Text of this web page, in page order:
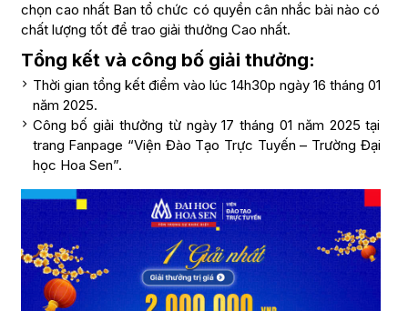
chọn cao nhất Ban tổ chức có quyền cân nhắc bài nào có
chất lượng tốt để trao giải thưởng Cao nhất.
Tổng kết và công bố giải thưởng:
Thời gian tổng kết điểm vào lúc 14h30p ngày 16 tháng 01
năm 2025.
Công bố giải thưởng từ ngày 17 tháng 01 năm 2025 tại
trang Fanpage “Viện Đào Tạo Trực Tuyến – Trường Đại
học Hoa Sen”.